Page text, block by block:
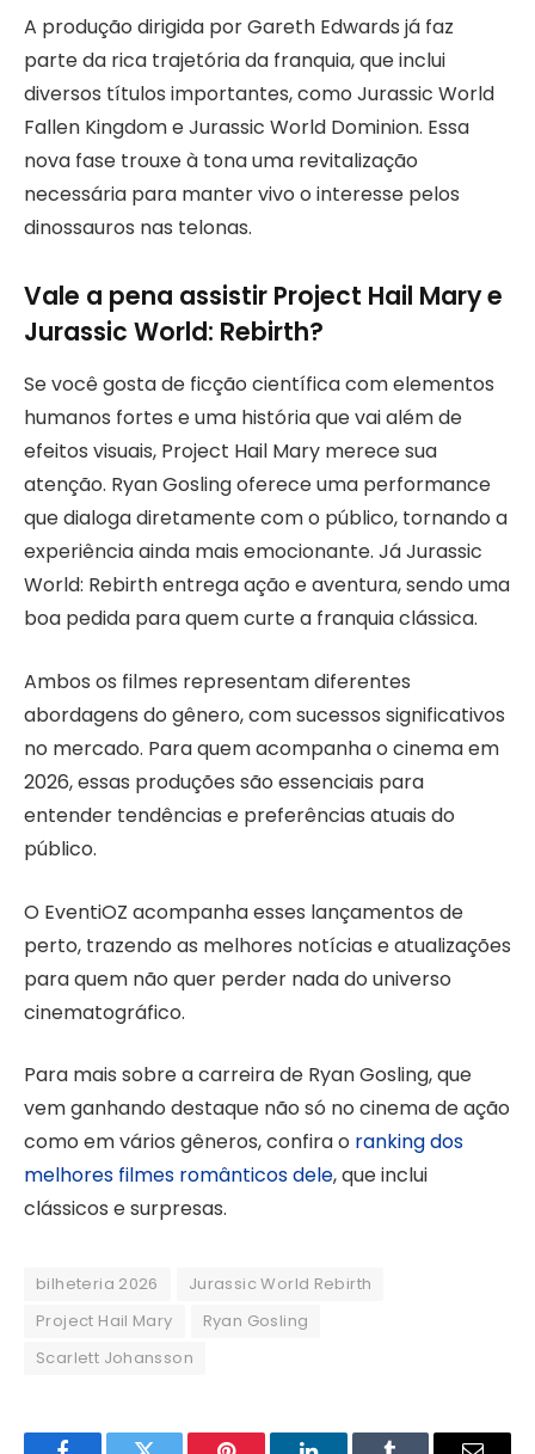
A produção dirigida por Gareth Edwards já faz
parte da rica trajetória da franquia, que inclui
diversos títulos importantes, como Jurassic World
Fallen Kingdom e Jurassic World Dominion. Essa
nova fase trouxe à tona uma revitalização
necessária para manter vivo o interesse pelos
dinossauros nas telonas.
Vale a pena assistir Project Hail Mary e
Jurassic World: Rebirth?
Se você gosta de ficção científica com elementos
humanos fortes e uma história que vai além de
efeitos visuais, Project Hail Mary merece sua
atenção. Ryan Gosling oferece uma performance
que dialoga diretamente com o público, tornando a
experiência ainda mais emocionante. Já Jurassic
World: Rebirth entrega ação e aventura, sendo uma
boa pedida para quem curte a franquia clássica.
Ambos os filmes representam diferentes
abordagens do gênero, com sucessos significativos
no mercado. Para quem acompanha o cinema em
2026, essas produções são essenciais para
entender tendências e preferências atuais do
público.
O EventiOZ acompanha esses lançamentos de
perto, trazendo as melhores notícias e atualizações
para quem não quer perder nada do universo
cinematográfico.
Para mais sobre a carreira de Ryan Gosling, que
vem ganhando destaque não só no cinema de ação
como em vários gêneros, confira o ranking dos
melhores filmes românticos dele, que inclui
clássicos e surpresas.
bilheteria 2026
Jurassic World Rebirth
Project Hail Mary
Ryan Gosling
Scarlett Johansson